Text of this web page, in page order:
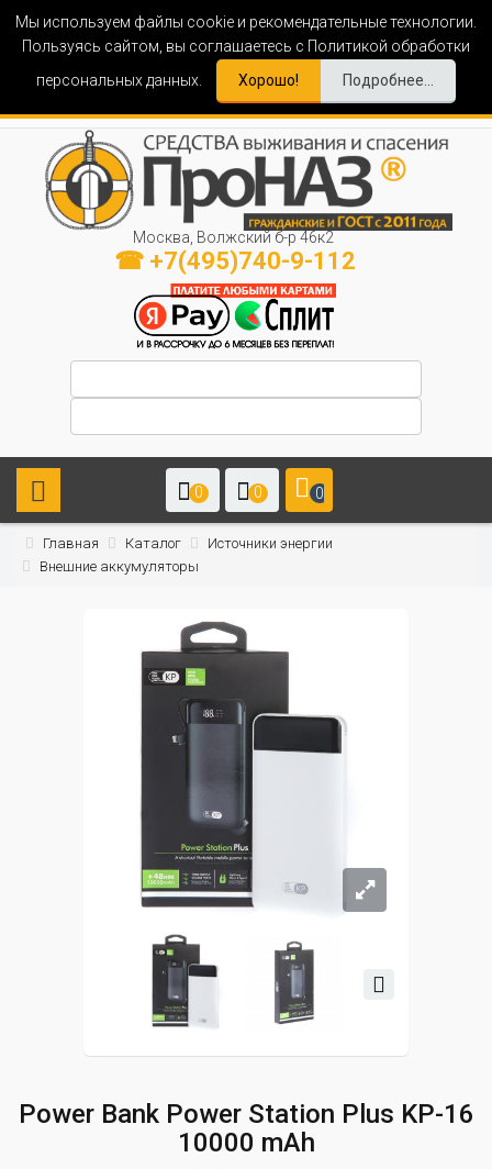
Мы используем файлы cookie и рекомендательные технологии.
Пользуясь сайтом, вы соглашаетесь с Политикой обработки
персональных данных.
Хорошо! Подробнее...
Москва, Волжский б-р 46к2
☎ +7(495)740-9-112
0 0 0
Главная Каталог
Источники энергии
Внешние аккумуляторы
Power Bank Power Station Plus KP-16
10000 mAh